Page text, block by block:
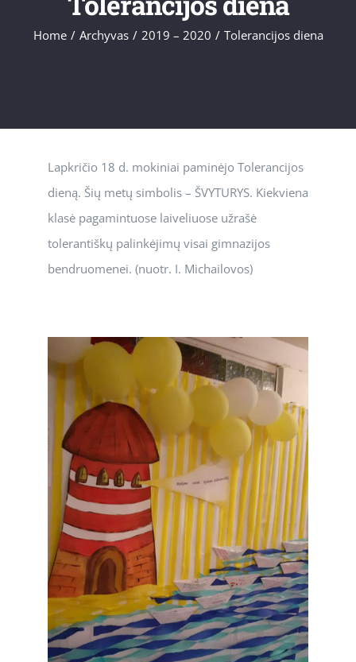
Home / Archyvas / 2019 – 2020 / Tolerancijos diena
Lapkričio 18 d. mokiniai paminėjo Tolerancijos
dieną. Šių metų simbolis – ŠVYTURYS. Kiekviena
klasė pagamintuose laiveliuose užrašė
tolerantiškų palinkėjimų visai gimnazijos
bendruomenei. (nuotr. I. Michailovos)